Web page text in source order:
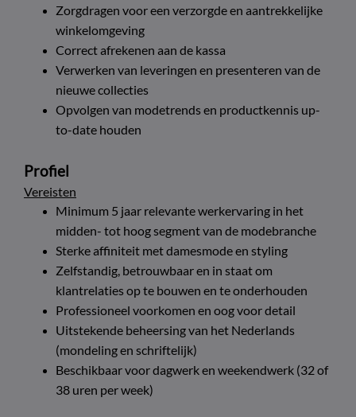
Zorgdragen voor een verzorgde en aantrekkelijke
winkelomgeving
Correct afrekenen aan de kassa
Verwerken van leveringen en presenteren van de
nieuwe collecties
Opvolgen van modetrends en productkennis up-
to-date houden
Profiel
Vereisten
Minimum 5 jaar relevante werkervaring in het
midden- tot hoog segment van de modebranche
Sterke affiniteit met damesmode en styling
Zelfstandig, betrouwbaar en in staat om
klantrelaties op te bouwen en te onderhouden
Professioneel voorkomen en oog voor detail
Uitstekende beheersing van het Nederlands
(mondeling en schriftelijk)
Beschikbaar voor dagwerk en weekendwerk (32 of
38 uren per week)